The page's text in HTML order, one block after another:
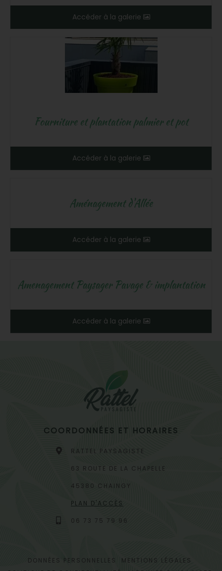
Accéder à la galerie
Fourniture et plantation palmier et pot
Accéder à la galerie
Aménagement d'Allée
Accéder à la galerie
Amenagement Paysager Pavage & implantation
Accéder à la galerie
COORDONNÉES ET HORAIRES
RATTEL PAYSAGISTE
63 ROUTE DE LA CHAPELLE
45380 CHAINGY
PLAN D'ACCÈS
06 73 75 79 96
DONNÉES PERSONNELLES
MENTIONS LÉGALES